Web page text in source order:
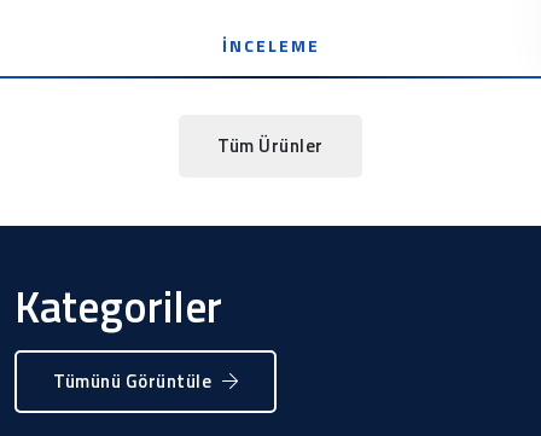
İNCELEME
Tüm Ürünler
Kategoriler
Tümünü Görüntüle